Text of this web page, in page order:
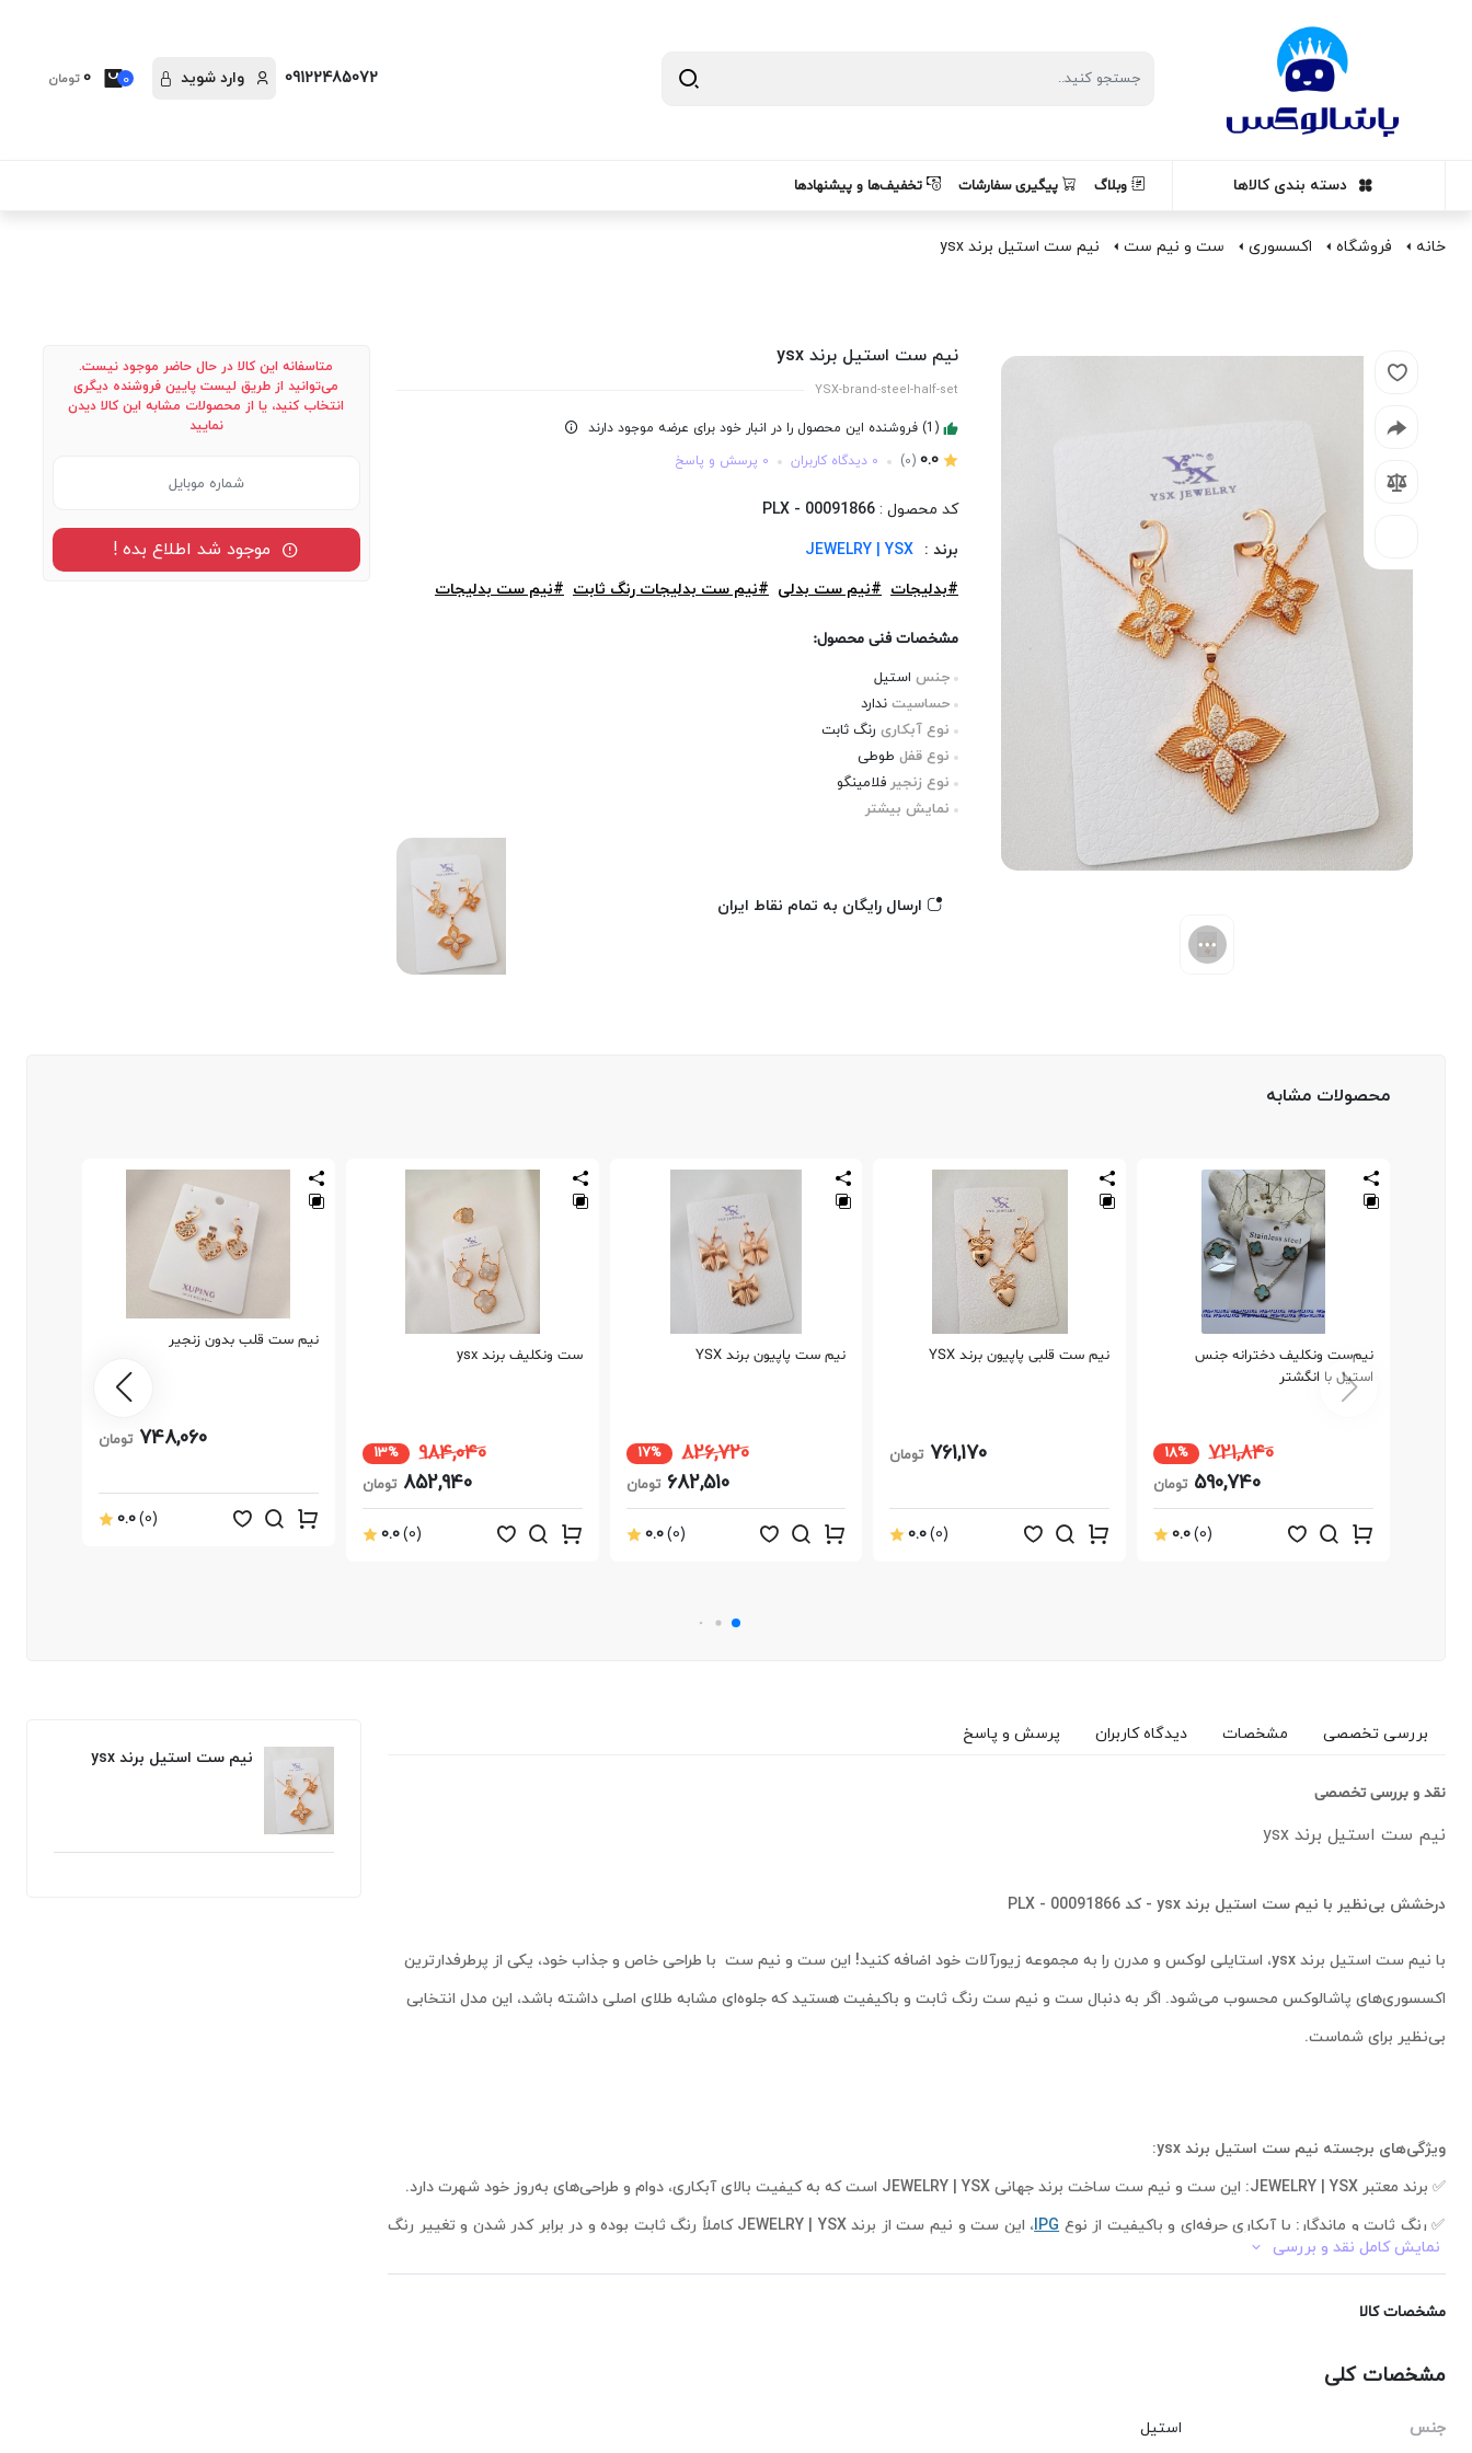
09122485072 وارد شوید 0 تومان 0
دسته بندی کالاها وبلاگ پیگیری سفارشات تخفیف‌ها و پیشنهادها
خانه فروشگاه اکسسوری ست و نیم ست نیم ست استیل برند ysx
نیم ست استیل برند ysx
YSX-brand-steel-half-set
(1) فروشنده این محصول را در انبار خود برای عرضه موجود دارند
0.0
(0) 0 دیدگاه کاربران 0 پرسش و پاسخ
کد محصول : PLX - 00091866
برند : JEWELRY | YSX
#بدلیجات #نیم ست بدلی #نیم ست بدلیجات رنگ ثابت #نیم ست بدلیجات
مشخصات فنی محصول:
جنس استیل
حساسیت ندارد
نوع آبکاری رنگ ثابت
نوع قفل طوطی
نوع زنجیر فلامینگو
نمایش بیشتر
ارسال رایگان به تمام نقاط ایران
متاسفانه این کالا در حال حاضر موجود نیست.
می‌توانید از طریق لیست پایین فروشنده دیگری
انتخاب کنید، یا از محصولات مشابه این کالا دیدن
نمایید
محصولات مشابه
نیم‌ست ونکلیف دخترانه جنس
استیل با انگشتر
721,840
18%
590,740 تومان
0.0(0)
نیم ست قلبی پاپیون برند YSX
761,170 تومان
0.0(0)
نیم ست پاپیون برند YSX
826,720
17%
682,510 تومان
0.0(0)
ست ونکلیف برند ysx
984,040
13%
852,940 تومان
0.0(0)
نیم ست قلب بدون زنجیر
748,060 تومان
0.0(0)
بررسی تخصصی مشخصات دیدگاه کاربران پرسش و پاسخ
نقد و بررسی تخصصی
نیم ست استیل برند ysx
درخشش بی‌نظیر با نیم ست استیل برند ysx - کد 00091866 - PLX
با نیم ست استیل برند ysx، استایلی لوکس و مدرن را به مجموعه زیورآلات خود اضافه کنید! این ست و نیم ست با طراحی خاص و جذاب خود، یکی از پرطرفدارترین
اکسسوری‌های پاشالوکس محسوب می‌شود. اگر به دنبال ست و نیم ست رنگ ثابت و باکیفیت هستید که جلوه‌ای مشابه طلای اصلی داشته باشد، این مدل انتخابی
بی‌نظیر برای شماست.
ویژگی‌های برجسته نیم ست استیل برند ysx:
✅ برند معتبر JEWELRY | YSX: این ست و نیم ست ساخت برند جهانی JEWELRY | YSX است که به کیفیت بالای آبکاری، دوام و طراحی‌های به‌روز خود شهرت دارد.
✅ رنگ ثابت و ماندگار: با آبکاری حرفه‌ای و باکیفیت از نوع IPG
، این ست و نیم ست از برند JEWELRY | YSX کاملاً رنگ ثابت بوده و در برابر کدر شدن و تغییر رنگ
✅کیفیت ساخت بی‌نظیر: این ست و نیم ست با دقت و ظرافت بالا ساخته شده است، که تضمین‌کننده دوام و زیبایی طولانی‌مدت آن خواهد بود و به راحتی با طلای
نمایش کامل نقد و بررسی
مشخصات کالا
مشخصات کلی
جنس استیل
نیم ست استیل برند ysx